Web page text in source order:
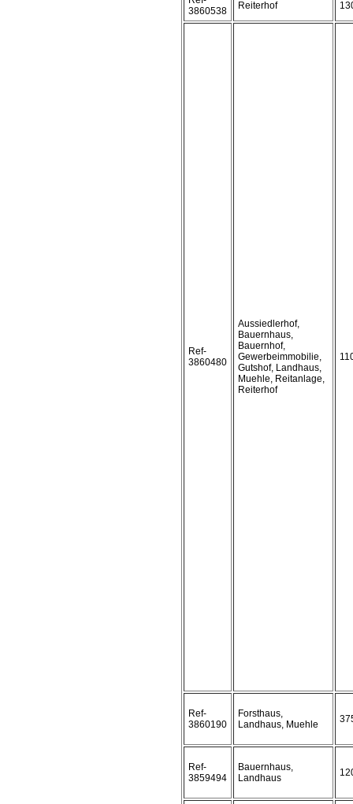
3860538
Reiterhof
Ref-
3860480
Aussiedlerhof,
Bauernhaus,
Bauernhof,
Gewerbeimmobilie,
Gutshof, Landhaus,
Muehle, Reitanlage,
Reiterhof
Ref-
3860190
Forsthaus,
Landhaus, Muehle
Ref-
3859494
Bauernhaus,
Landhaus